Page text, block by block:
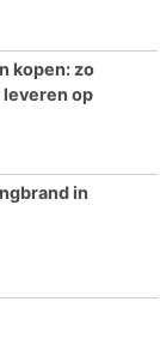
kopen: zo
leveren op
in